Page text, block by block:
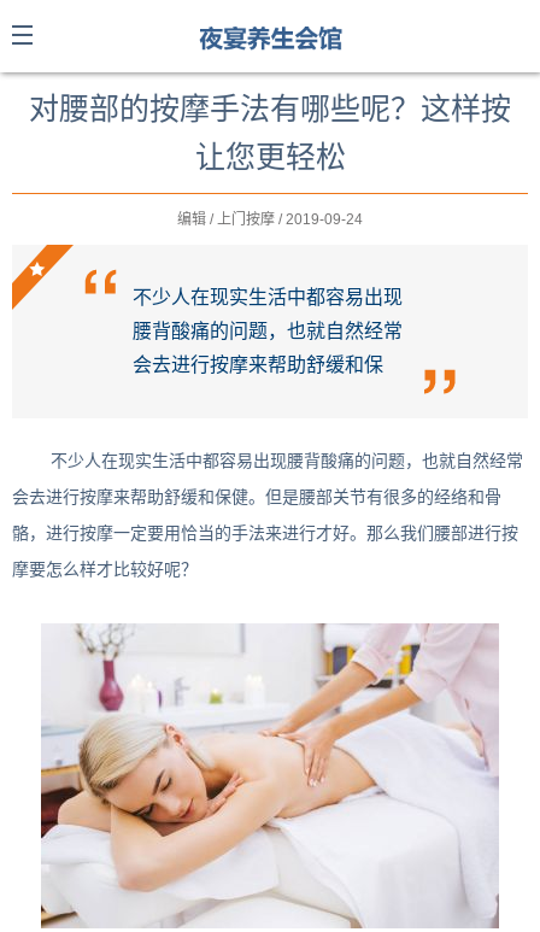
对腰部的按摩手法有哪些呢？这样按
让您更轻松
编辑 / 上门按摩 / 2019-09-24
不少人在现实生活中都容易出现
腰背酸痛的问题，也就自然经常
会去进行按摩来帮助舒缓和保
不少人在现实生活中都容易出现腰背酸痛的问题，也就自然经常
会去进行按摩来帮助舒缓和保健。但是腰部关节有很多的经络和骨
骼，进行按摩一定要用恰当的手法来进行才好。那么我们腰部进行按
摩要怎么样才比较好呢？